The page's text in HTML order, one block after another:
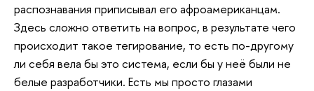
распознавания приписывал его афроамериканцам.
Здесь сложно ответить на вопрос, в результате чего
происходит такое тегирование, то есть по-другому
ли себя вела бы это система, если бы у неё были не
белые разработчики. Есть мы просто глазами